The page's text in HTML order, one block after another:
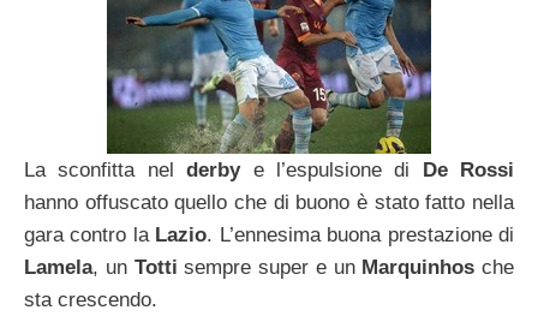
La sconfitta nelderbye l’espulsione di De Rossi
hanno offuscato quello che di buono è stato fatto nella
gara contro la Lazio. L’ennesima buona prestazione di
Lamela, un Totti sempre super e un Marquinhos che
sta crescendo.